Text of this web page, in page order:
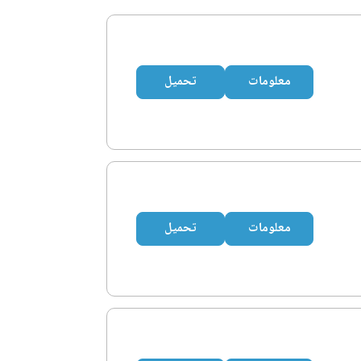
معلومات تحميل
معلومات تحميل